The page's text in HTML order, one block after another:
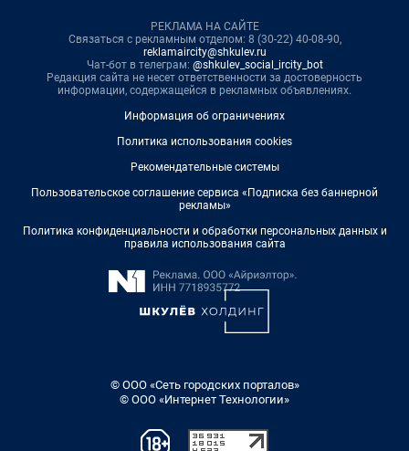
РЕКЛАМА НА САЙТЕ
Связаться с рекламным отделом: 8 (30-22) 40-08-90,
reklamaircity@shkulev.ru
Чат-бот в телеграм: @shkulev_social_ircity_bot
Редакция сайта не несет ответственности за достоверность
информации, содержащейся в рекламных объявлениях.
Информация об ограничениях
Политика использования cookies
Рекомендательные системы
Пользовательское соглашение сервиса «Подписка без баннерной
рекламы»
Политика конфиденциальности и обработки персональных данных и
правила использования сайта
© ООО «Сеть городских порталов»
© ООО «Интернет Технологии»